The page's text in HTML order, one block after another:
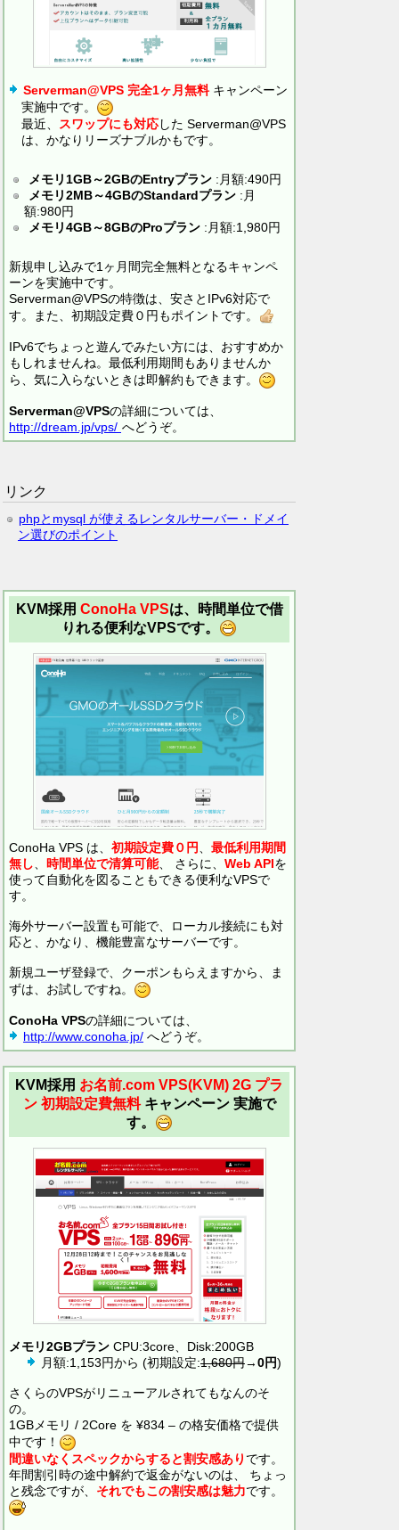
Serverman@VPS 完全1ヶ月無料キャンペーン
実施中です。
最近、
スワップにも対応した Serverman@VPS
は、かなりリーズナブルかもです。
メモリ1GB～2GBのEntryプラン :月額:490円
メモリ2MB～4GBのStandardプラン :月
額:980円
メモリ4GB～8GBのProプラン :月額:1,980円
新規申し込みで1ヶ月間完全無料となるキャンペ
ーンを実施中です。
Serverman@VPSの特徴は、安さとIPv6対応で
す。また、初期設定費０円もポイントです。
IPv6でちょっと遊んでみたい方には、おすすめか
もしれませんね。最低利用期間もありませんか
ら、気に入らないときは即解約もできます。
Serverman@VPSの詳細については、
http://dream.jp/vps/ へどうぞ。
リンク
phpとmysql が使えるレンタルサーバー・ドメイ
ン選びのポイント
KVM採用 ConoHa VPSは、時間単位で借
りれる便利なVPSです。
ConoHa VPS は、 初期設定費０円
最低利用期間
無し
時間単位で清算可能、 さらに、 Web APIを
使って自動化を図ることもできる便利なVPSで
す。
海外サーバー設置も可能で、ローカル接続にも対
応と、かなり、機能豊富なサーバーです。
新規ユーザ登録で、クーポンもらえますから、ま
ずは、お試しですね。
ConoHa VPSの詳細については、
http://www.conoha.jp/ へどうぞ。
KVM採用 お名前.com VPS(KVM) 2G プラ
ン 初期設定費無料 キャンペーン 実施で
す。
メモリ2GBプラン CPU:3core、Disk:200GB
月額:1,153円から (初期設定:1,680円→0円)
さくらのVPSがリニューアルされてもなんのそ
の。
1GBメモリ / 2Core を ¥834 – の格安価格で提供
中です！
間違いなくスペックからすると割安感あり です。
年間割引時の途中解約で返金がないのは、 ちょっ
と残念ですが、 それでもこの割安感は魅力です。